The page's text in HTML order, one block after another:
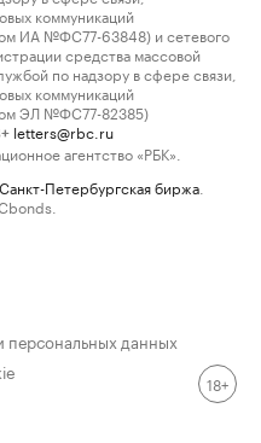
коммуникаций
ИА №ФС77-63848) и сетевого
средства массовой
по надзору в сфере связи,
коммуникаций
ЭЛ №ФС77-82385)
letters@rbc.ru
агентство «РБК».
Санкт-Петербургская биржа
персональных данных
18+